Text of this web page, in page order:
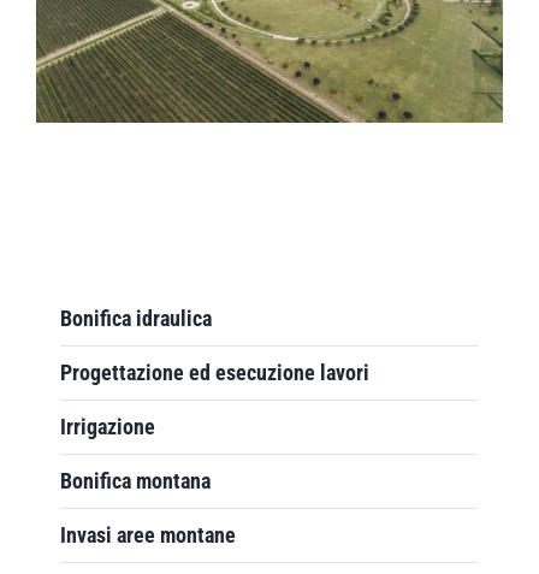
Bonifica idraulica
Progettazione ed esecuzione lavori
Irrigazione
Bonifica montana
Invasi aree montane